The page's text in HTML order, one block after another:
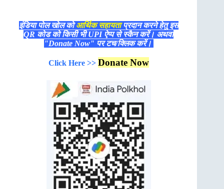
इंडिया पोल खोल कोआर्थिक सहायताप्रदान करने हेतु इस
QR कोड को किसी भी UPI ऐप्प से स्कैन करें। अथवा
"Donate Now" पर टच/क्लिक करें।
Click Here >> Donate Now